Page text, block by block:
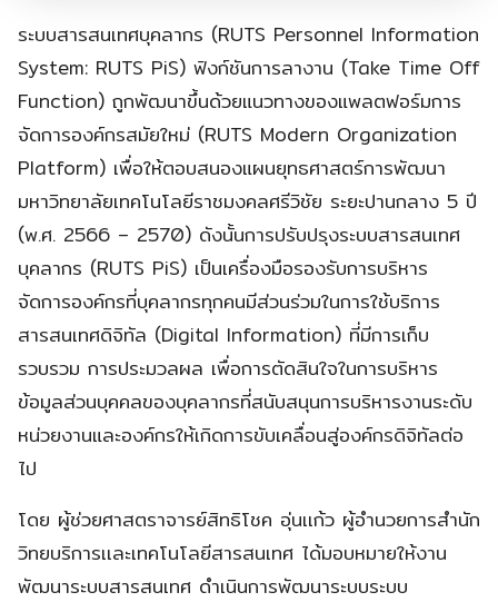
ระบบสารสนเทศบุคลากร (RUTS Personnel Information
System: RUTS PiS) ฟังก์ชันการลางาน (Take Time Off
Function) ถูกพัฒนาขึ้นด้วยแนวทางของแพลตฟอร์มการ
จัดการองค์กรสมัยใหม่ (RUTS Modern Organization
Platform) เพื่อให้ตอบสนองแผนยุทธศาสตร์การพัฒนา
มหาวิทยาลัยเทคโนโลยีราชมงคลศรีวิชัย ระยะปานกลาง 5 ปี
(พ.ศ. 2566 – 2570) ดังนั้นการปรับปรุงระบบสารสนเทศ
บุคลากร (RUTS PiS) เป็นเครื่องมือรองรับการบริหาร
จัดการองค์กรที่บุคลากรทุกคนมีส่วนร่วมในการใช้บริการ
สารสนเทศดิจิทัล (Digital Information) ที่มีการเก็บ
รวบรวม การประมวลผล เพื่อการตัดสินใจในการบริหาร
ข้อมูลส่วนบุคคลของบุคลากรที่สนับสนุนการบริหารงานระดับ
หน่วยงานและองค์กรให้เกิดการขับเคลื่อนสู่องค์กรดิจิทัลต่อ
ไป
โดย ผู้ช่วยศาสตราจารย์สิทธิโชค อุ่นเเก้ว ผู้อำนวยการสำนัก
วิทยบริการเเละเทคโนโลยีสารสนเทศ ได้มอบหมายให้งาน
พัฒนาระบบสารสนเทศ ดำเนินการพัฒนาระบบระบบ